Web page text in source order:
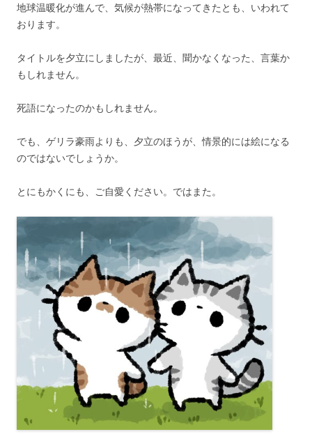
地球温暖化が進んで、気候が熱帯になってきたとも、いわれて
おります。
タイトルを夕立にしましたが、最近、聞かなくなった、言葉か
もしれません。
死語になったのかもしれません。
でも、ゲリラ豪雨よりも、夕立のほうが、情景的には絵になる
のではないでしょうか。
とにもかくにも、ご自愛ください。ではまた。